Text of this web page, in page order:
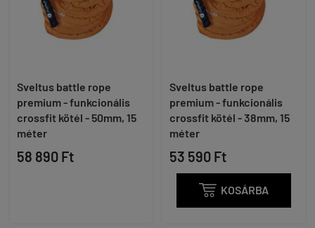
Sveltus battle rope
premium - funkcionális
crossfit kötél - 50mm, 15
méter
58 890 Ft
Sveltus battle rope
premium - funkcionális
crossfit kötél - 38mm, 15
méter
53 590 Ft
 KOSÁRBA